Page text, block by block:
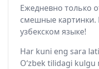
Ежедневно только
смешные
узбекском языке!
Har kuni eng sara
O‘zbek tilidagi kulgu